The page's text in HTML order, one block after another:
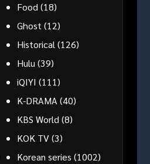
Food(18)
Ghost(12)
Historical(126)
Hulu(39)
iQIYI (111)
K-DRAMA(40)
KBS World(8)
KOK TV(3)
Korean series (1002)